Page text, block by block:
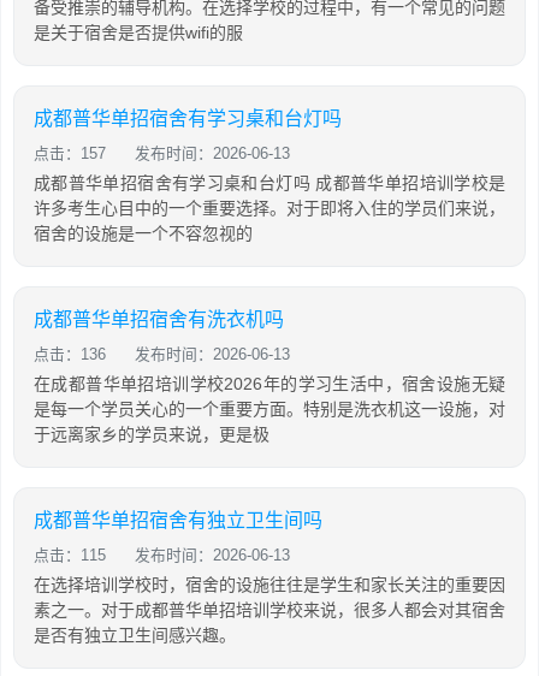
备受推崇的辅导机构。在选择学校的过程中，有一个常见的问题
是关于宿舍是否提供wifi的服
成都普华单招宿舍有学习桌和台灯吗
点击：157 发布时间：2026-06-13
成都普华单招宿舍有学习桌和台灯吗 成都普华单招培训学校是
许多考生心目中的一个重要选择。对于即将入住的学员们来说，
宿舍的设施是一个不容忽视的
成都普华单招宿舍有洗衣机吗
点击：136 发布时间：2026-06-13
在成都普华单招培训学校2026年的学习生活中，宿舍设施无疑
是每一个学员关心的一个重要方面。特别是洗衣机这一设施，对
于远离家乡的学员来说，更是极
成都普华单招宿舍有独立卫生间吗
点击：115 发布时间：2026-06-13
在选择培训学校时，宿舍的设施往往是学生和家长关注的重要因
素之一。对于成都普华单招培训学校来说，很多人都会对其宿舍
是否有独立卫生间感兴趣。